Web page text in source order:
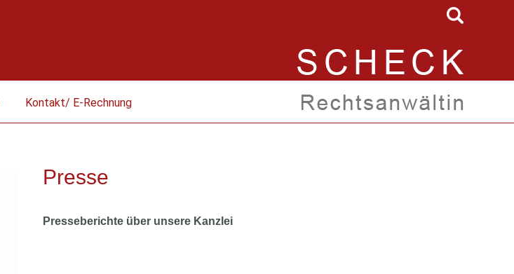
Kontakt/ E-Rechnung
Presse
Presseberichte über unsere Kanzlei